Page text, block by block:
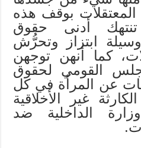
المعتقلات بوقف هذه
تنتهك أدنى حقوق
ابتزاز وتحرُّش
كما أنهن توجهن
القومي لحقوق
عن المرأة في كل
غير الأخلاقية
الداخلية ضد